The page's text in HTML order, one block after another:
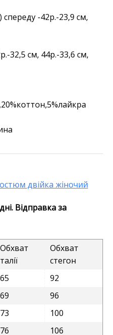
-42р.-23,9 см,
32,5 см, 44р.-33,6 см,
двійка жіночий
Відправка за
Обхват
талії
Обхват
стегон
65
92
69
96
73
100
76
106